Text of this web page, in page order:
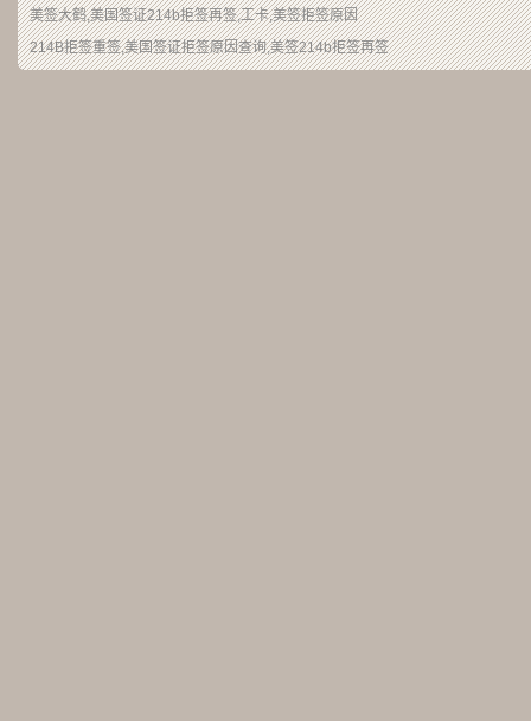
美签大鹤,美国签证214b拒签再签,工卡,美签拒签原因
214B拒签重签,美国签证拒签原因查询,美签214b拒签再签